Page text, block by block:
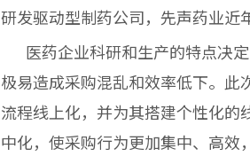
研发驱动型制药公司，先声药业近
医药企业科研和生产的特点决定
极易造成采购混乱和效率低下。
流程线上化，并为其搭建个性化
中化，使采购行为更加集中、高效